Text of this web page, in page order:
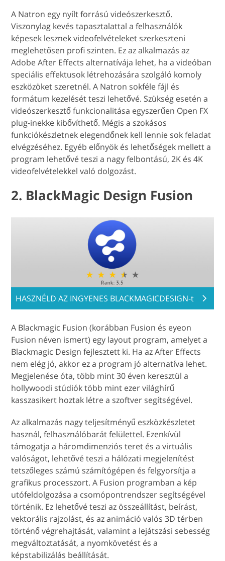
A Natron egy nyílt forrású videószerkesztő.
Viszonylag kevés tapasztalattal a felhasználók
képesek lesznek videofelvételeket szerkeszteni
meglehetősen profi szinten. Ez az alkalmazás az
Adobe After Effects alternatívája lehet, ha a videóban
speciális effektusok létrehozására szolgáló komoly
eszközöket szeretnél. A Natron sokféle fájl és
formátum kezelését teszi lehetővé. Szükség esetén a
videószerkesztő funkcionalitása egyszerűen Open FX
plug-inekke kibővíthető. Mégis a szokásos
funkciókészletnek elegendőnek kell lennie sok feladat
elvégzéséhez. Egyéb előnyök és lehetőségek mellett a
program lehetővé teszi a nagy felbontású, 2K és 4K
videofelvételekkel való dolgozást.
2. BlackMagic Design Fusion
HASZNÉLD AZ INGYENES BLACKMAGICDESIGN-t
A Blackmagic Fusion (korábban Fusion és eyeon
Fusion néven ismert) egy layout program, amelyet a
Blackmagic Design fejlesztett ki. Ha az After Effects
nem elég jó, akkor ez a program jó alternatíva lehet.
Megjelenése óta, több mint 30 éven keresztül a
hollywoodi stúdiók több mint ezer világhírű
kasszasikert hoztak létre a szoftver segítségével.
Az alkalmazás nagy teljesítményű eszközkészletet
használ, felhasználóbarát felülettel. Ezenkívül
támogatja a háromdimenziós teret és a virtuális
valóságot, lehetővé teszi a hálózati megjelenítést
tetszőleges számú számítógépen és felgyorsítja a
grafikus processzort. A Fusion programban a kép
utófeldolgozása a csomópontrendszer segítségével
történik. Ez lehetővé teszi az összeállítást, beírást,
vektorális rajzolást, és az animáció valós 3D térben
történő végrehajtását, valamint a lejátszási sebesség
megváltoztatását, a nyomkövetést és a
képstabilizálás beállítását.